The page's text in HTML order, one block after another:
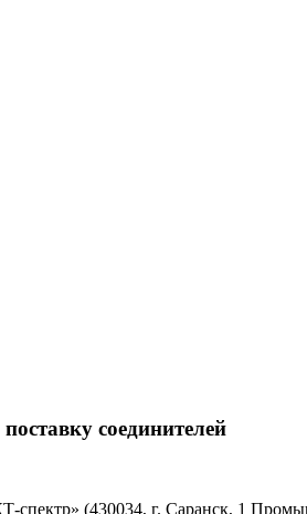
соединителей
г. Саранск, 1